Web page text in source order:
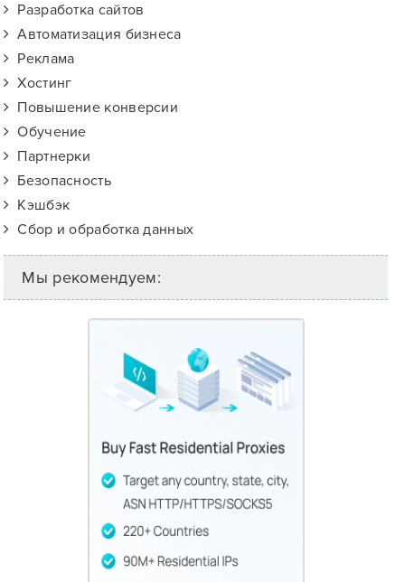
Разработка сайтов
Автоматизация бизнеса
Реклама
Хостинг
Повышение конверсии
Обучение
Партнерки
Безопасность
Кэшбэк
Сбор и обработка данных
Мы рекомендуем: